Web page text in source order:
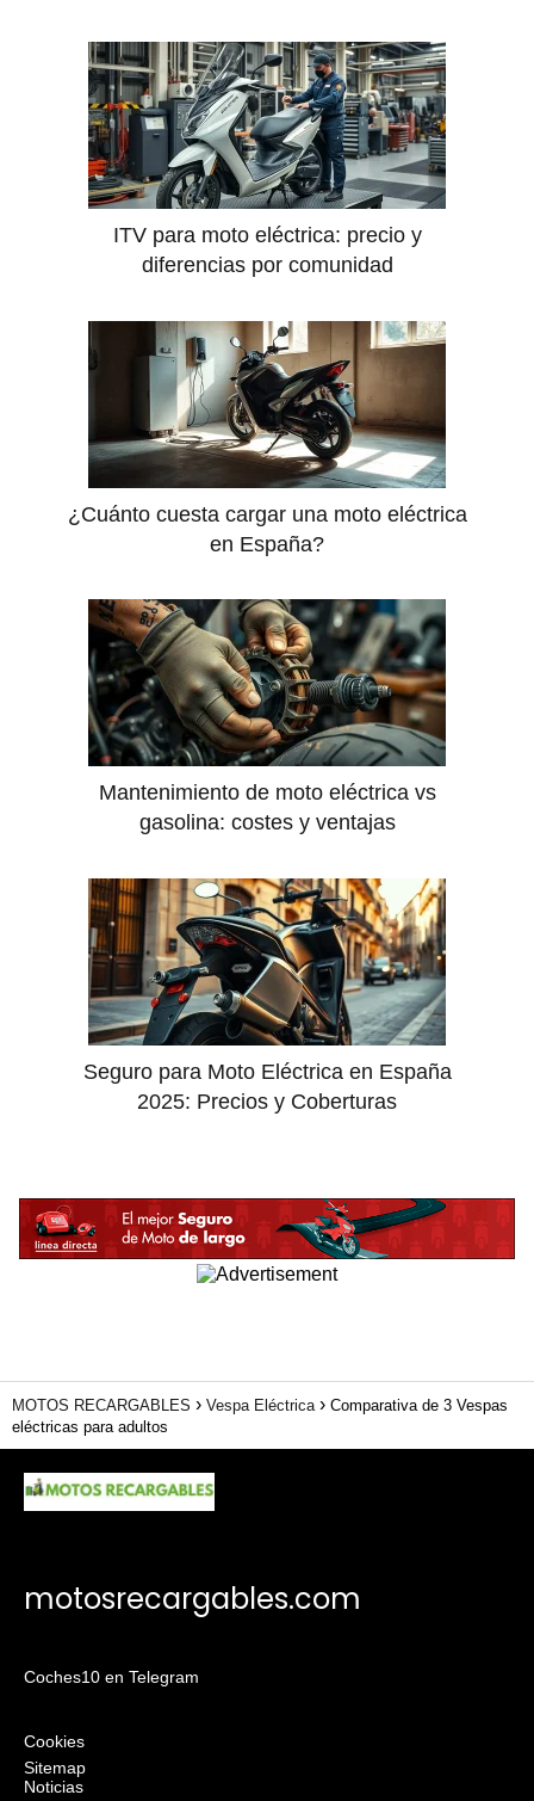
ITV para moto eléctrica: precio y
diferencias por comunidad
¿Cuánto cuesta cargar una moto eléctrica
en España?
Mantenimiento de moto eléctrica vs
gasolina: costes y ventajas
Seguro para Moto Eléctrica en España
2025: Precios y Coberturas
MOTOS RECARGABLES Vespa Eléctrica
Comparativa de 3 Vespas
eléctricas para adultos
motosrecargables.com
Coches10 en Telegram
Cookies
Sitemap
Noticias